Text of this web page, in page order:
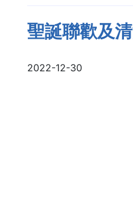
聖誕聯歡及
2022-12-30